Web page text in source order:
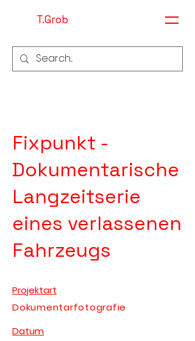
T.Grob
Fixpunkt -
Dokumentarische
Langzeitserie
eines verlassenen
Fahrzeugs
Projektart
Dokumentarfotografie
Datum